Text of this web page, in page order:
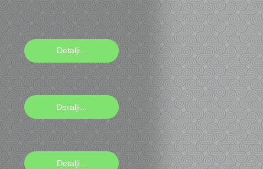
Detalji...
Deralji...
Detalji...